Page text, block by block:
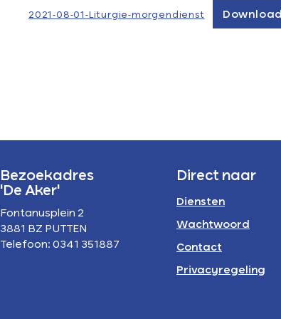
2021-08-01-Liturgie-morgendienst Download
Bezoekadres
'De Aker'
Fontanusplein 2
3881 BZ PUTTEN
Telefoon: 0341 351887
Direct naar
Diensten
Wachtwoord
Contact
Privacyregeling